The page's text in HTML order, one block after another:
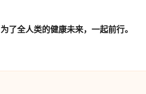
为了全人类的健康未来，一起前行。